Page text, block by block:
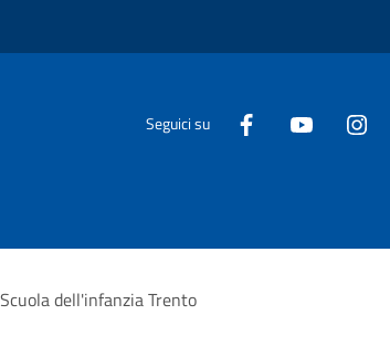
Seguici su
Scuola dell'infanzia Trento